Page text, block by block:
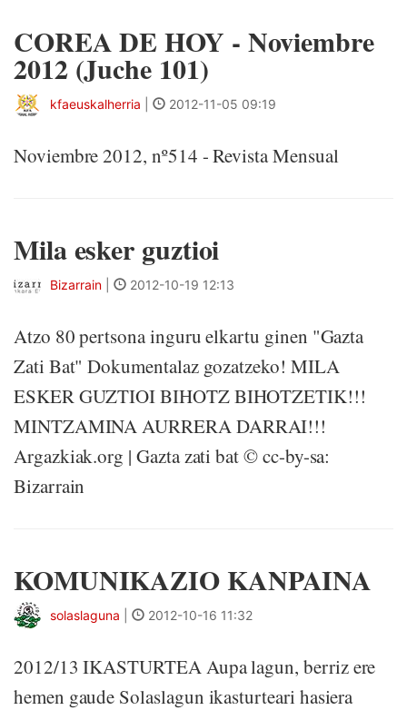
COREA DE HOY - Noviembre
2012 (Juche 101)
kfaeuskalherria 2012-11-05 09:19
Noviembre 2012, nº514 - Revista Mensual
Mila esker guztioi
Bizarrain 2012-10-19 12:13
Atzo 80 pertsona inguru elkartu ginen "Gazta
Zati Bat" Dokumentalaz gozatzeko! MILA
ESKER GUZTIOI BIHOTZ BIHOTZETIK!!!
MINTZAMINA AURRERA DARRAI!!!
Argazkiak.org | Gazta zati bat © cc-by-sa:
Bizarrain
KOMUNIKAZIO KANPAINA
solaslaguna 2012-10-16 11:32
2012/13 IKASTURTEA Aupa lagun, berriz ere
hemen gaude Solaslagun ikasturteari hasiera